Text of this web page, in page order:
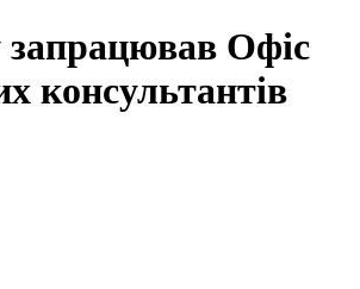
Офіс
консультантів